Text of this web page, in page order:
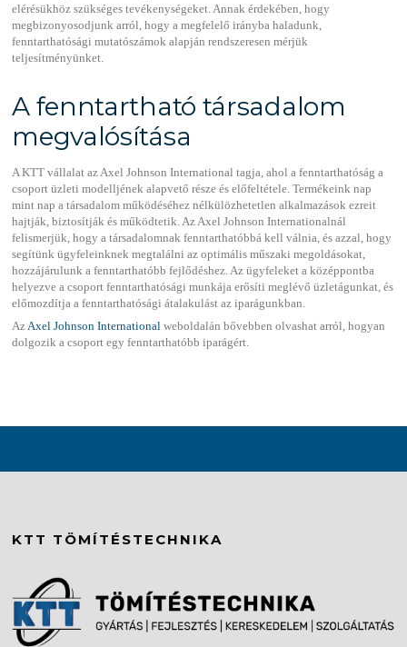
elérésükhöz szükséges tevékenységeket. Annak érdekében, hogy
megbizonyosodjunk arról, hogy a megfelelő irányba haladunk,
fenntarthatósági mutatószámok alapján rendszeresen mérjük
teljesítményünket.
A fenntartható társadalom
megvalósítása
A KTT vállalat az Axel Johnson International tagja, ahol a fenntarthatóság a
csoport üzleti modelljének alapvető része és előfeltétele. Termékeink nap
mint nap a társadalom működéséhez nélkülözhetetlen alkalmazások ezreit
hajtják, biztosítják és működtetik. Az Axel Johnson Internationalnál
felismerjük, hogy a társadalomnak fenntarthatóbbá kell válnia, és azzal, hogy
segítünk ügyfeleinknek megtalálni az optimális műszaki megoldásokat,
hozzájárulunk a fenntarthatóbb fejlődéshez. Az ügyfeleket a középpontba
helyezve a csoport fenntarthatósági munkája erősíti meglévő üzletágunkat, és
előmozdítja a fenntarthatósági átalakulást az iparágunkban.
Az Axel Johnson International weboldalán bővebben olvashat arról, hogyan
dolgozik a csoport egy fenntarthatóbb iparágért.
KTT TÖMÍTÉSTECHNIKA